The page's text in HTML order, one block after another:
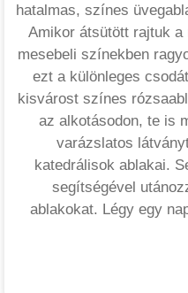
hatalmas, színes
Amikor átsütött rajtuk a
mesebeli színekben
ezt a különleges
kisvárost színes
az alkotásodon, te is
varázslatos
katedrálisok ablakai.
segítségével
ablakokat. Légy egy